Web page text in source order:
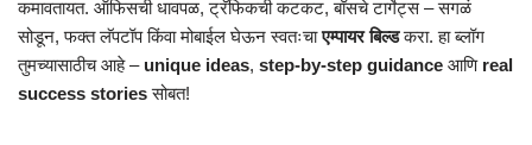
कमावतायत. ऑफिसची धावपळ, ट्रॅफिकची कटकट, बॉसचे टार्गेट्स – सगळं
सोडून, फक्त लॅपटॉप किंवा मोबाईल घेऊन स्वतःचाएम्पायर बिल्डकरा. हा ब्लॉग
तुमच्यासाठीच आहे – unique ideas, step-by-step guidance आणि real
success storiesसोबत!